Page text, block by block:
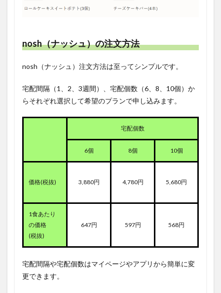
nosh（ナッシュ）の注文方法
nosh（ナッシュ）注文方法は至ってシンプルです。
宅配間隔（1、2、3週間）、宅配個数（6、8、10個）か
らそれぞれ選択して希望のプランで申し込みます。
宅配個数
6個 8個 10個
価格(税抜) 3,880円 4,780円 5,680円
1食あたり
の価格
(税抜)
647円 597円 568円
宅配間隔や宅配個数はマイページやアプリから簡単に変
更できます。